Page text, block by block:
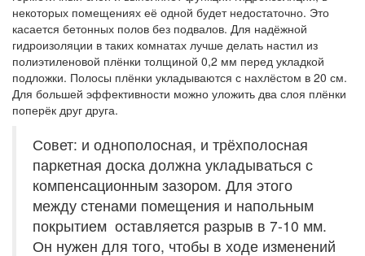
некоторых помещениях её одной будет недостаточно. Это
касается бетонных полов без подвалов. Для надёжной
гидроизоляции в таких комнатах лучше делать настил из
полиэтиленовой плёнки толщиной 0,2 мм перед укладкой
подложки. Полосы плёнки укладываются с нахлёстом в 20 см.
Для большей эффективности можно уложить два слоя плёнки
поперёк друг друга.
Совет: и однополосная, и трёхполосная
паркетная доска должна укладываться с
компенсационным зазором. Для этого
между стенами помещения и напольным
покрытием оставляется разрыв в 7-10 мм.
Он нужен для того, чтобы в ходе изменений